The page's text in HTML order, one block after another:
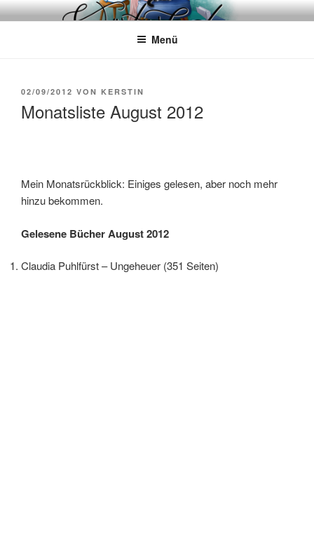
Zum
InhaltWÖRTERKATZE
Von Büchern erzählen
Menü
VERÖFFENTLICHT
02/09/2012 VON KERSTIN
Monatsliste August 2012
Mein Monatsrückblick: Einiges gelesen, aber noch mehr
hinzu bekommen.
Gelesene Bücher August 2012
Claudia Puhlfürst – Ungeheuer (351 Seiten)